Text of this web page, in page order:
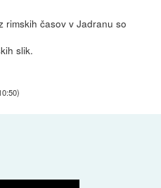
rimskih časov v Jadranu so
slik.
)